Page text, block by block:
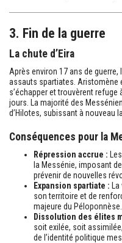
3. Fin de la guerre
La chute d’Eira
Après environ 17 ans de
assauts spartiates. Aristomène
s’échapper et trouvèrent
jours. La majorité des
d’Hilotes, subissant à nouveau
Conséquences pour la
Répression accrue :
la Messénie, imposant
prévenir de nouvelles
Expansion spartiate :
son territoire et de
majeure du Péloponnèse.
Dissolution des élites
soit exilée, soit
de l’identité politique